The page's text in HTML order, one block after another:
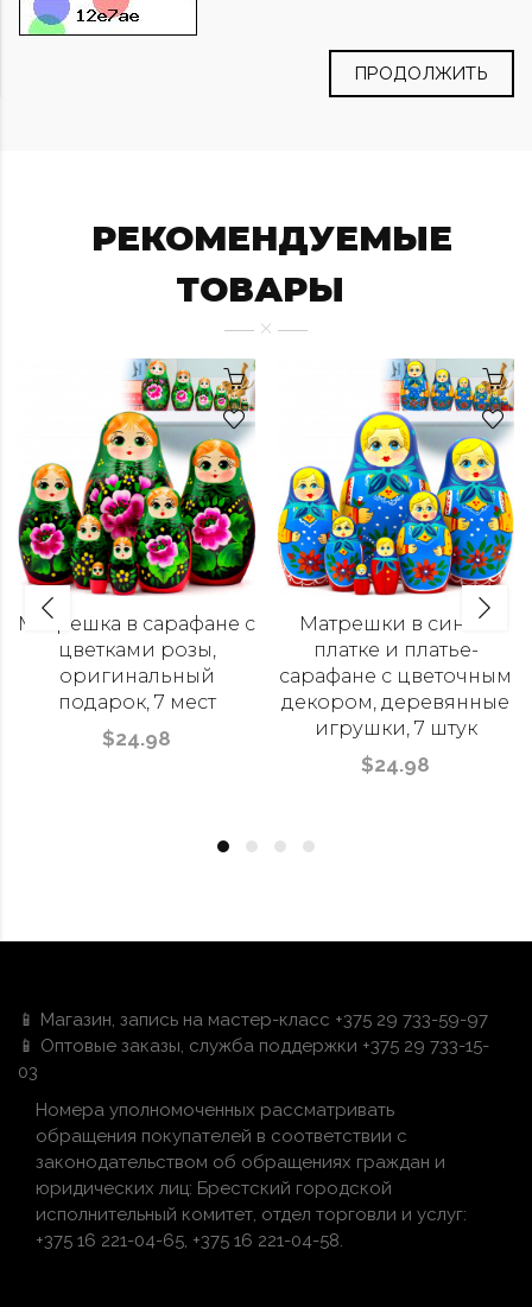
ПРОДОЛЖИТЬ
РЕКОМЕНДУЕМЫЕ
ТОВАРЫ
Матрешка в сарафане с
цветками розы,
оригинальный
подарок, 7 мест
$24.98
Матрешки в синем
платке и платье-
сарафане с цветочным
декором, деревянные
игрушки, 7 штук
$24.98
📱 Магазин, запись на мастер-класс +375 29 733-59-97
📱 Оптовые заказы, служба поддержки +375 29 733-15-
03
Номера уполномоченных рассматривать
обращения покупателей в соответствии с
законодательством об обращениях граждан и
юридических лиц: Брестский городской
исполнительный комитет, отдел торговли и услуг:
+375 16 221-04-65, +375 16 221-04-58.